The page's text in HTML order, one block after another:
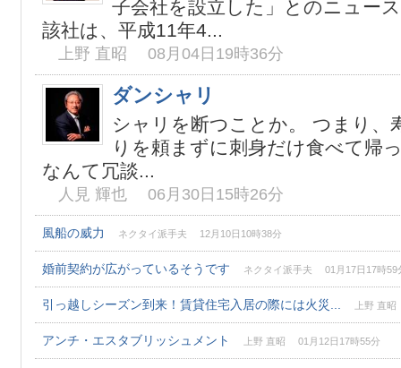
子会社を設立した」とのニュー
該社は、平成11年4...
上野 直昭 08月04日19時36分
ダンシャリ
シャリを断つことか。 つまり、
りを頼まずに刺身だけ食べて帰
なんて冗談...
人見 輝也 06月30日15時26分
風船の威力 ネクタイ派手夫 12月10日10時38分
婚前契約が広がっているそうです ネクタイ派手夫 01月17日17時59
引っ越しシーズン到来！賃貸住宅入居の際には火災... 上野 直昭
アンチ・エスタブリッシュメント 上野 直昭 01月12日17時55分